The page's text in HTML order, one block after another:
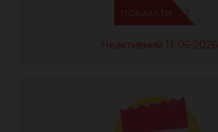
AEUA2
ПОКАЗАТИ
Неактивний 11-06-2026